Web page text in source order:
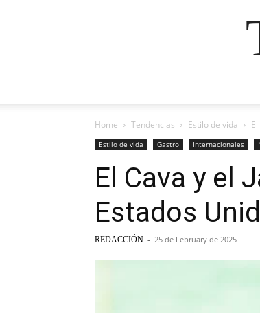
Home Tendencias Estilo de vida
Estilo de vida Gastro Internacionales
El Cava y el
Estados
REDACCIÓN - 25 de February de 2025